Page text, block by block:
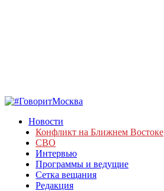
Новости
Конфликт на Ближнем Востоке
СВО
Интервью
Программы и ведущие
Сетка вещания
Редакция